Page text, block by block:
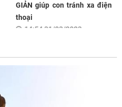
GIẢN giúp con tránh xa điện
thoại
14:54 31/03/2023